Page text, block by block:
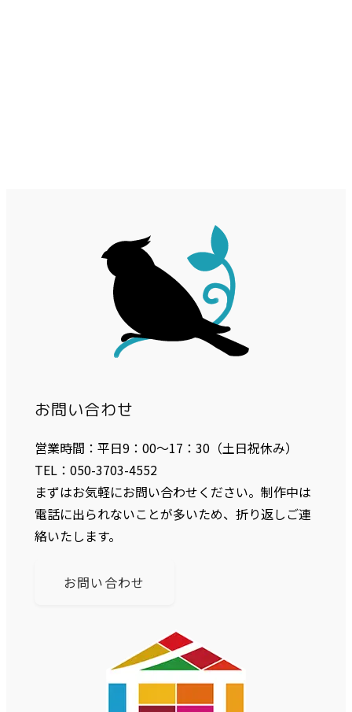
お問い合わせ
営業時間：平日9：00〜17：30（土日祝休み）
TEL：050-3703-4552
まずはお気軽にお問い合わせください。制作中は
電話に出られないことが多いため、折り返しご連
絡いたします。
お問い合わせ